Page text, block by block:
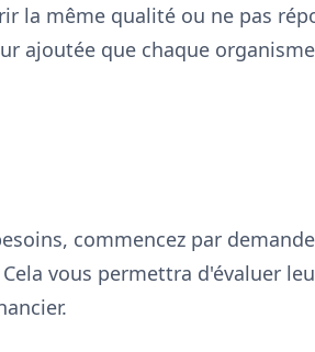
la même qualité ou ne pas
ajoutée que chaque
commencez par
vous permettra d'évaluer